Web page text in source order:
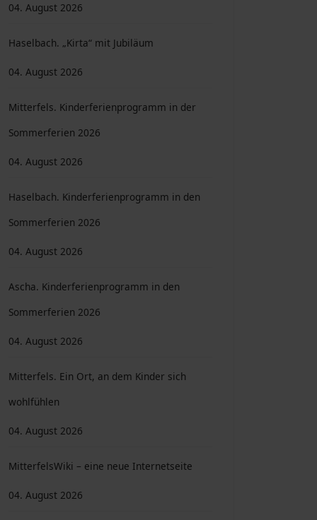
04. August 2026
Haselbach. „Kirta“ mit Jubiläum
04. August 2026
Mitterfels. Kinderferienprogramm in der
Sommerferien 2026
04. August 2026
Haselbach. Kinderferienprogramm in den
Sommerferien 2026
04. August 2026
Ascha. Kinderferienprogramm in den
Sommerferien 2026
04. August 2026
Mitterfels. Ein Ort, an dem Kinder sich
wohlfühlen
04. August 2026
MitterfelsWiki – eine neue Internetseite
04. August 2026